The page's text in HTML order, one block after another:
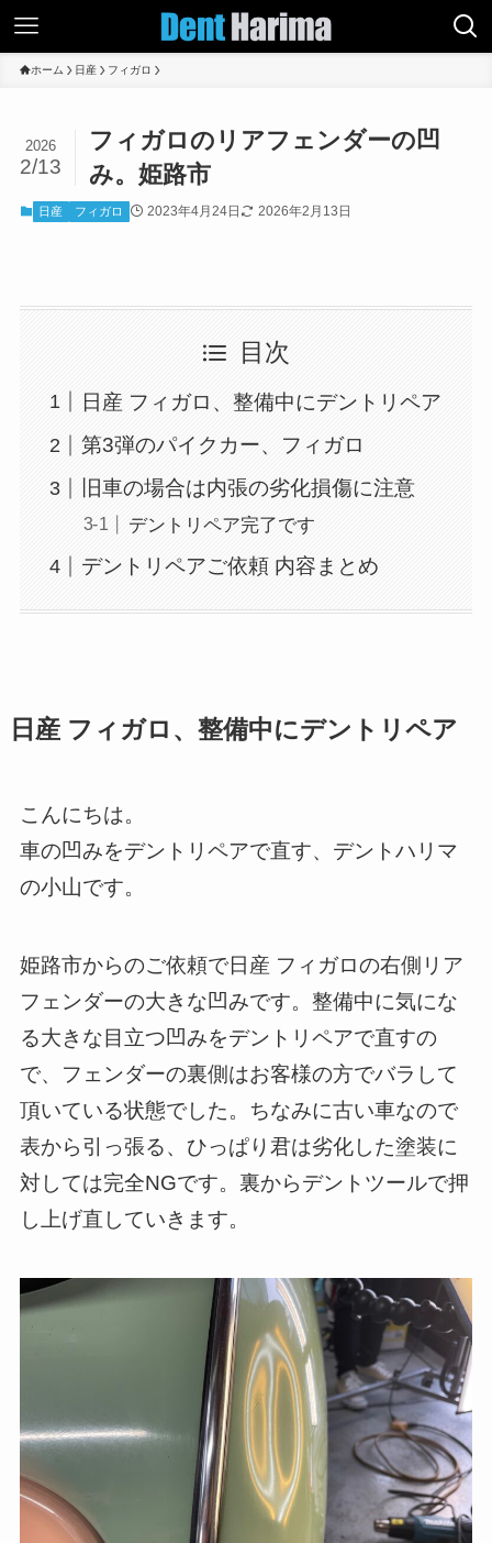
ホーム 日産 フィガロ
フィガロのリアフェンダーの凹
み。姫路市
2026
2/13
日産 フィガロ 2023年4月24日 2026年2月13日
目次
日産 フィガロ、整備中にデントリペア
第3弾のパイクカー、フィガロ
旧車の場合は内張の劣化損傷に注意
デントリペア完了です
デントリペアご依頼 内容まとめ
日産 フィガロ、整備中にデントリペア
こんにちは。
車の凹みをデントリペアで直す、デントハリマ
の小山です。
姫路市からのご依頼で日産 フィガロの右側リア
フェンダーの大きな凹みです。整備中に気にな
る大きな目立つ凹みをデントリペアで直すの
で、フェンダーの裏側はお客様の方でバラして
頂いている状態でした。ちなみに古い車なので
表から引っ張る、ひっぱり君は劣化した塗装に
対しては完全NGです。裏からデントツールで押
し上げ直していきます。